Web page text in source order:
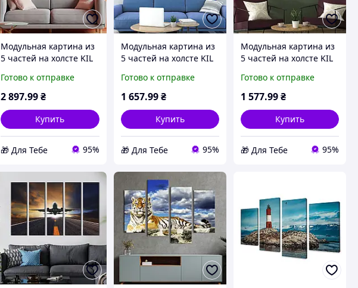
Модульная картина из
5 частей на холсте KIL
Бруклинский мост
187x94 см (379-52) D5-
Готово к отправке
2 897.99₴
Купить
🎁 Для Тебе 95%
Модульная картина из
5 частей на холсте KIL
лазурной морской
водой 87x50 см (463-51)
Готово к отправке
1 657.99 ₴
Купить
🎁 Для Тебе 95%
Модульная картина из
5 частей на холсте KIL
процессия 112x54 см
(465-52) D6-2026
Готово к отправке
1 577.99₴
Купить
🎁 Для Тебе 95%